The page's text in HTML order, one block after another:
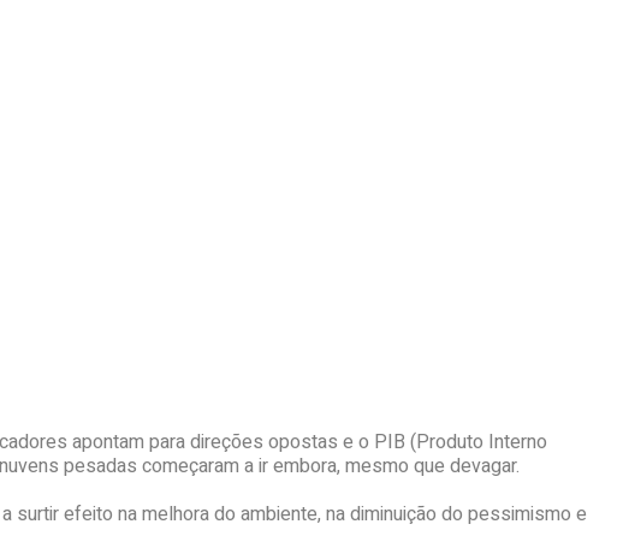
apontam para direções opostas e o PIB (Produto Interno
pesadas começaram a ir embora, mesmo que devagar.
efeito na melhora do ambiente, na diminuição do pessimismo e